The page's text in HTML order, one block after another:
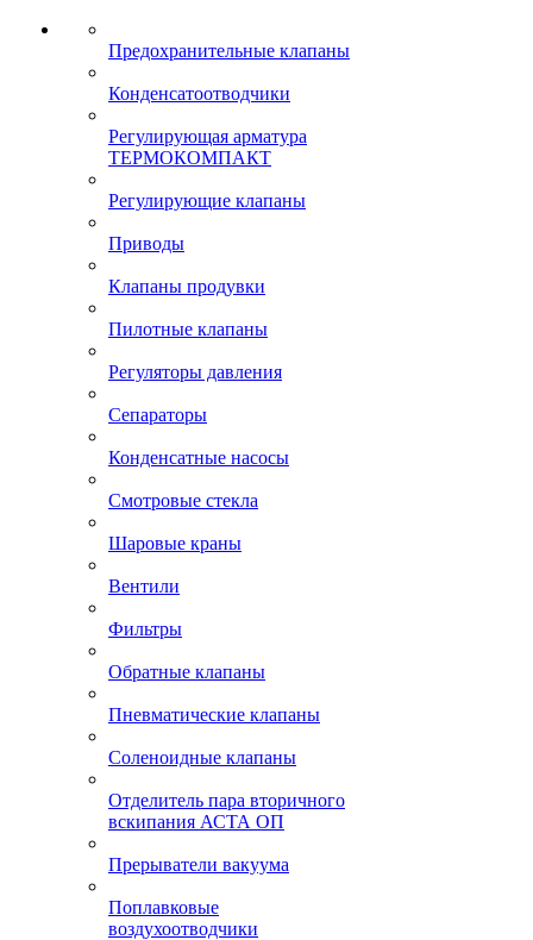
Предохранительные клапаны
Конденсатоотводчики
Регулирующая арматура
ТЕРМОКОМПАКТ
Регулирующие клапаны
Приводы
Клапаны продувки
Пилотные клапаны
Регуляторы давления
Сепараторы
Конденсатные насосы
Смотровые стекла
Шаровые краны
Вентили
Фильтры
Обратные клапаны
Пневматические клапаны
Соленоидные клапаны
Отделитель пара вторичного
вскипания АСТА ОП
Прерыватели вакуума
Поплавковые
воздухоотводчики